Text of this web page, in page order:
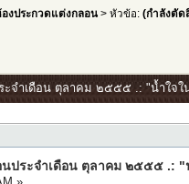
งประกวดแต่งกลอน > หัวข้อ:(กำลังตัด
จำเดือน ตุลาคม ๒๕๕๕ .: "น้ำใจใ
ประจำเดือน ตุลาคม ๒๕๕๕ .: "